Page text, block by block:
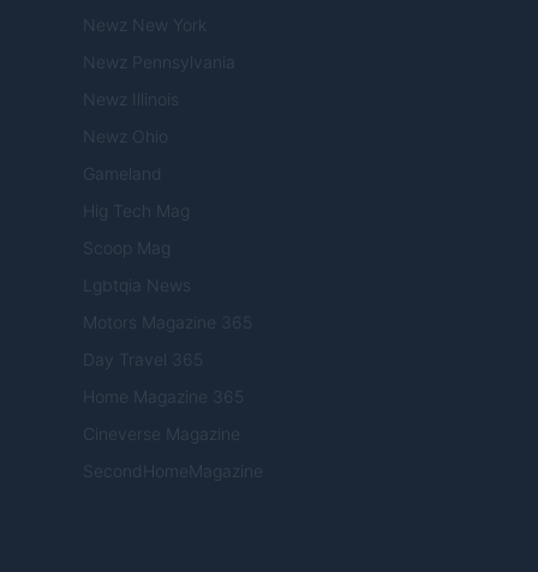
Newz New York
Newz Pennsylvania
Newz Illinois
Newz Ohio
Gameland
Hig Tech Mag
Scoop Mag
Lgbtqia News
Motors Magazine 365
Day Travel 365
Home Magazine 365
Cineverse Magazine
SecondHomeMagazine